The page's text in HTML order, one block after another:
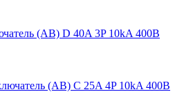
(АВ) D 40A 3P 10kA 400В